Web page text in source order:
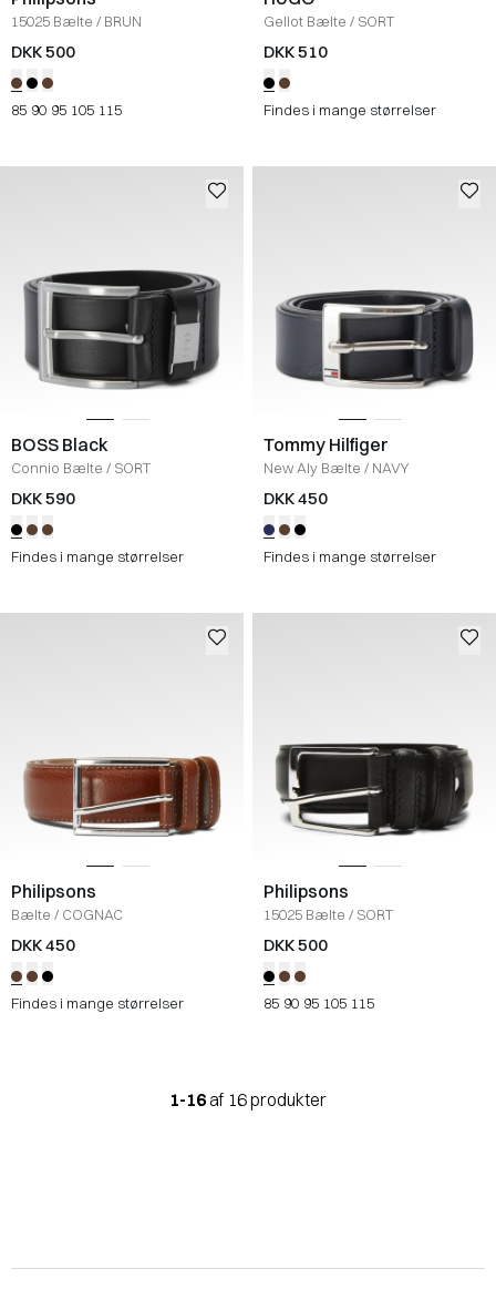
15025 Bælte / BRUN
DKK 500
85 90 95 105 115
Gellot Bælte / SORT
DKK 510
Findes i mange størrelser
BOSS Black
Connio Bælte / SORT
DKK 590
Findes i mange størrelser
Tommy Hilfiger
New Aly Bælte / NAVY
DKK 450
Findes i mange størrelser
Philipsons
Bælte / COGNAC
DKK 450
Findes i mange størrelser
Philipsons
15025 Bælte / SORT
DKK 500
85 90 95 105 115
1-16 af 16 produkter